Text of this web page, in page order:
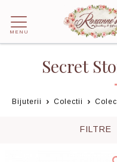
MENU
Secret
Bijuterii Colectii
FILTRE